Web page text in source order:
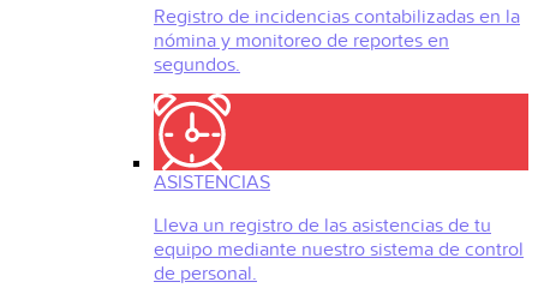
Registro de incidencias contabilizadas en la
nómina y monitoreo de reportes en
segundos.
ASISTENCIAS
Lleva un registro de las asistencias de tu
equipo mediante nuestro sistema de control
de personal.